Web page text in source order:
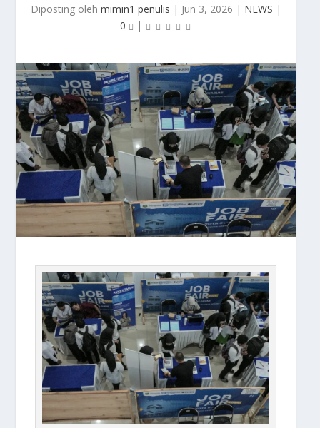
Diposting oleh mimin1 penulis | Jun 3, 2026 | NEWS |
0
|